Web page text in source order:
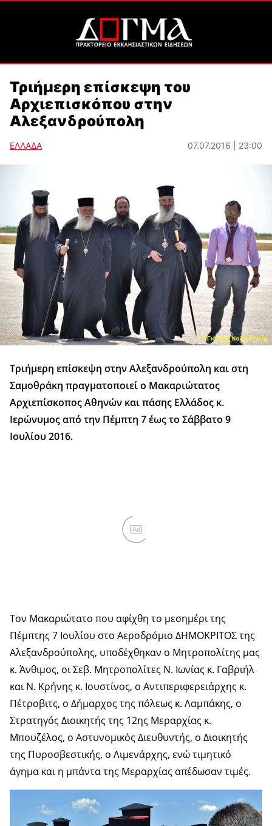
Τριήμερη επίσκεψη του
Αρχιεπισκόπου στην
Αλεξανδρούπολη
ΕΛΛΑΔΑ 07.07.2016 | 23:00
Τριήμερη επίσκεψη στην Αλεξανδρούπολη και στη
Σαμοθράκη πραγματοποιεί ο Μακαριώτατος
Αρχιεπίσκοπος Αθηνών και πάσης Ελλάδος κ.
Ιερώνυμος από την Πέμπτη 7 έως το Σάββατο 9
Ιουλίου 2016.
Ad
Τον Μακαριώτατο που αφίχθη το μεσημέρι της
Πέμπτης 7 Ιουλίου στο Αεροδρόμιο ΔΗΜΟΚΡΙΤΟΣ της
Αλεξανδρούπολης, υποδέχθηκαν ο Μητροπολίτης μας
κ. Άνθιμος, οι Σεβ. Μητροπολίτες Ν. Ιωνίας κ. Γαβριήλ
και Ν. Κρήνης κ. Ιουστίνος, ο Αντιπεριφερειάρχης κ.
Πέτροβιτς, ο Δήμαρχος της πόλεως κ. Λαμπάκης, ο
Στρατηγός Διοικητής της 12ης Μεραρχίας κ.
Μπουζέλος, ο Αστυνομικός Διευθυντής, ο Διοικητής
της Πυροσβεστικής, ο Λιμενάρχης, ενώ τιμητικό
άγημα και η μπάντα της Μεραρχίας απέδωσαν τιμές.